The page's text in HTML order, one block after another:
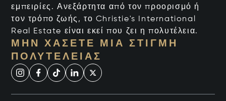
εμπειρίες. Ανεξάρτητα από τον προορισμό ή
τον τρόπο ζωής, το Christie's International
Real Estate είναι εκεί που ζει η πολυτέλεια.
ΜΗΝ ΧΆΣΕΤΕ ΜΙΑ ΣΤΙΓΜΉ
ΠΟΛΥΤΈΛΕΙΑΣ